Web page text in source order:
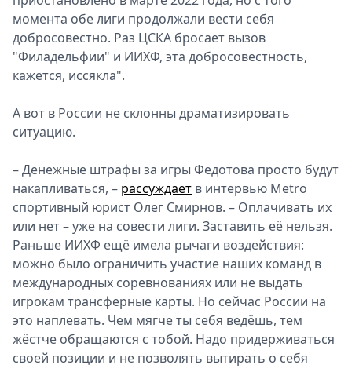
момента обе лиги продолжали вести себя
добросовестно. Раз ЦСКА бросает вызов
"Филадельфии" и ИИХФ, эта добросовестность,
кажется, иссякла".
А вот в России не склонны драматизировать
ситуацию.
– Денежные штрафы за игры Федотова просто будут
накапливаться, – рассуждает в интервью Metro
спортивный юрист Олег Смирнов. – Оплачивать их
или нет – уже на совести лиги. Заставить её нельзя.
Раньше ИИХФ ещё имела рычаги воздействия:
можно было ограничить участие наших команд в
международных соревнованиях или не выдать
игрокам трансферные карты. Но сейчас России на
это наплевать. Чем мягче ты себя ведёшь, тем
жёстче обращаются с тобой. Надо придерживаться
своей позиции и не позволять вытирать о себя